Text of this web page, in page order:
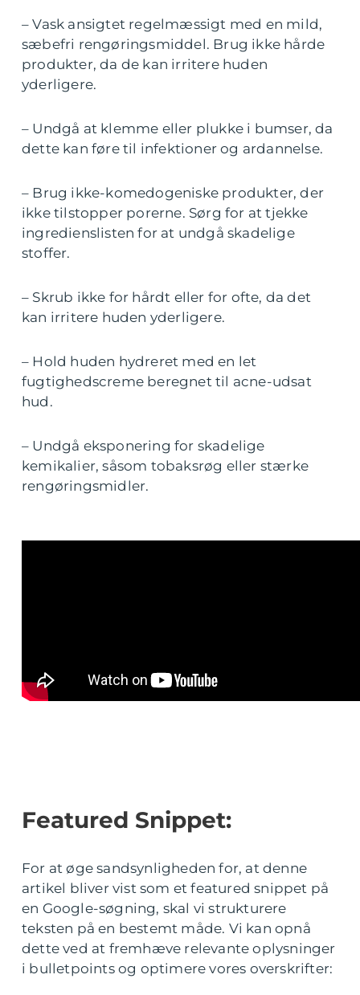
– Vask ansigtet regelmæssigt med en mild,
sæbefri rengøringsmiddel. Brug ikke hårde
produkter, da de kan irritere huden
yderligere.
– Undgå at klemme eller plukke i bumser, da
dette kan føre til infektioner og ardannelse.
– Brug ikke-komedogeniske produkter, der
ikke tilstopper porerne. Sørg for at tjekke
ingredienslisten for at undgå skadelige
stoffer.
– Skrub ikke for hårdt eller for ofte, da det
kan irritere huden yderligere.
– Hold huden hydreret med en let
fugtighedscreme beregnet til acne-udsat
hud.
– Undgå eksponering for skadelige
kemikalier, såsom tobaksrøg eller stærke
rengøringsmidler.
Featured Snippet:
For at øge sandsynligheden for, at denne
artikel bliver vist som et featured snippet på
en Google-søgning, skal vi strukturere
teksten på en bestemt måde. Vi kan opnå
dette ved at fremhæve relevante oplysninger
i bulletpoints og optimere vores overskrifter: